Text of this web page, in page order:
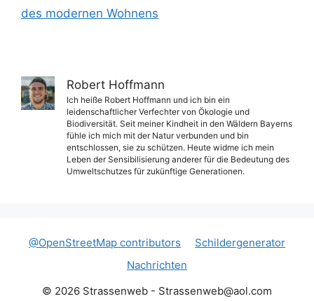
des modernen Wohnens
Robert Hoffmann
Ich heiße Robert Hoffmann und ich bin ein
leidenschaftlicher Verfechter von Ökologie und
Biodiversität. Seit meiner Kindheit in den Wäldern Bayerns
fühle ich mich mit der Natur verbunden und bin
entschlossen, sie zu schützen. Heute widme ich mein
Leben der Sensibilisierung anderer für die Bedeutung des
Umweltschutzes für zukünftige Generationen.
@OpenStreetMap contributors
Schildergenerator
Nachrichten
© 2026 Strassenweb - Strassenweb@aol.com